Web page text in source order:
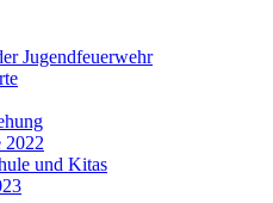
Jugendfeuerwehr
2022
und Kitas